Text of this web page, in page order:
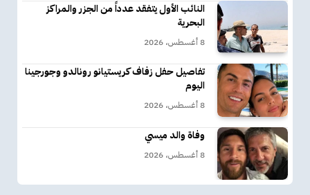
النائب الأول يتفقد عدداً من الجزر والمراكز
البحرية
8 أغسطس، 2026
تفاصيل حفل زفاف كريستيانو رونالدو وجورجينا
اليوم
8 أغسطس، 2026
وفاة والد ميسي
8 أغسطس، 2026